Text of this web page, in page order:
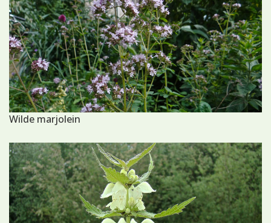
Wilde marjolein